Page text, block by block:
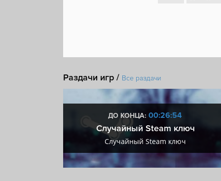
Раздачи игр / Все раздачи
ДО КОНЦА: 00:26:53
Случайный Steam ключ
Случайный Steam ключ